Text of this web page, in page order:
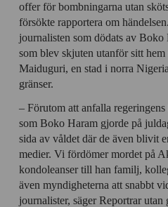
offer för bombningarna utan
försökte rapportera om
journalisten som dödats av
som blev skjuten utanför sitt
Maiduguri, en stad i norra
gränser.
– Förutom att anfalla
som Boko Haram gjorde på
sida av våldet där de även blivit
medier. Vi fördömer mordet på
kondoleanser till han familj,
även myndigheterna att snabbt
journalister, säger Reportrar utan